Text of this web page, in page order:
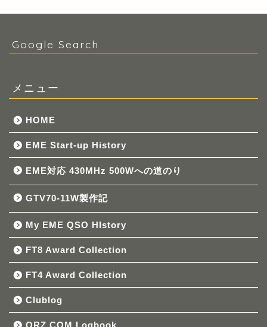
Google Search
メニュー
HOME
EME Start-up History
EME対応 430MHz 500Wへの道のり
GTV70-11W製作記
My EME QSO HIstory
FT8 Award Collection
FT4 Award Collection
Clublog
QRZ.COM Logbook